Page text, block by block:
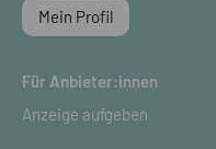
Mein Profil
Für Anbieter:innen
Anzeige aufgeben